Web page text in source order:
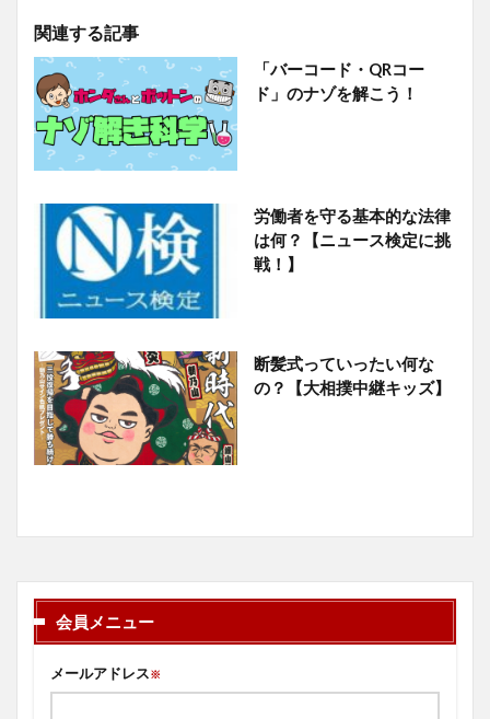
関連する記事
「バーコード・QRコー
ド」のナゾを解こう！
労働者を守る基本的な法律
は何？【ニュース検定に挑
戦！】
断髪式っていったい何な
の？【大相撲中継キッズ】
会員メニュー
メールアドレス※